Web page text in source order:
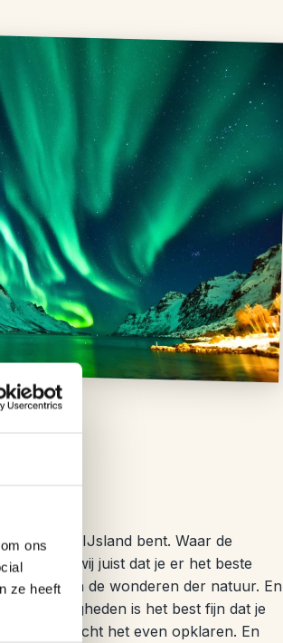
ons
ze heeft
je in IJsland bent. Waar de
vinden wij juist dat je er het beste
van de wonderen der natuur. En
is het best fijn dat je
mocht het even opklaren. En